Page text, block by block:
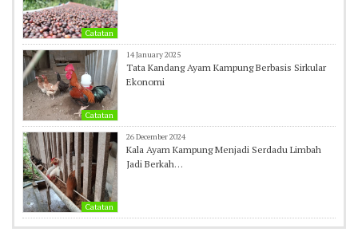
Catatan
Catatan
14 January 2025
Tata Kandang Ayam Kampung Berbasis Sirkular
Ekonomi
Catatan
26 December 2024
Kala Ayam Kampung Menjadi Serdadu Limbah
Jadi Berkah…